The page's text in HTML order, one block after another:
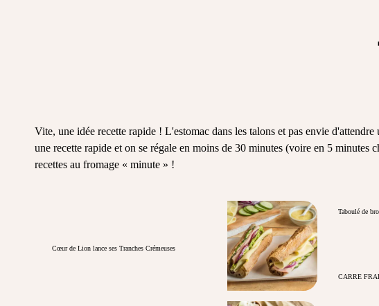
Vite, une idée recette rapide ! L'estomac dans les talons et pas envie
une recette rapide et on se régale en moins de 30 minutes (voire en 5
recettes au fromage « minute » !
Cœur de Lion lance ses Tranches Crémeuses
Taboulé de
CARRE